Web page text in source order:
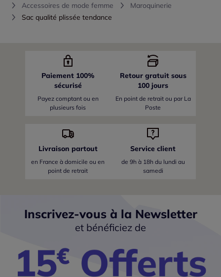
Accessoires de mode femme
Maroquinerie
Sac qualité plissée tendance
Paiement 100%
sécurisé
Payez comptant ou en
plusieurs fois
Retour gratuit sous
100 jours
En point de retrait ou par La
Poste
Livraison partout
en France à domicile ou en
point de retrait
Service client
de 9h à 18h du lundi au
samedi
Inscrivez-vous à la Newsletter
et bénéficiez de